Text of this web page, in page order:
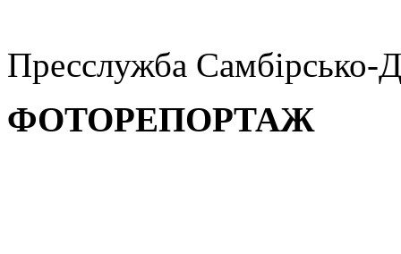
Пресслужба Самбірсько-
ФОТОРЕПОРТАЖ